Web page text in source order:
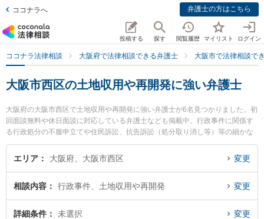
ココナラへ 弁護士の方はこちら
投稿する 探す 閲覧履歴 マイリスト ログイン
ココナラ法律相談 大阪府で法律相談できる弁護士 大阪市で法律相談で
大阪市西区の土地収用や再開発に強い弁護士
大阪府の大阪市西区で土地収用や再開発に強い弁護士が6名見つかりました。初
回面談無料や休日面談に対応している弁護士なども掲載中。行政事件に関係す
る行政処分の不服申立てや住民訴訟、抗告訴訟（処分取り消し等）等の細かな
分野での絞り込み検索もでき便利です。特に土佐堀通り法律事務所の常谷 麻子
弁護士や平田純一法律事務所の平田 純一弁護士、弁護士法人四ツ橋総合法律事
を今すぐに弁護士に相談したい』『土地収用や再開発のトラブル解決の実績豊
富な近くの弁護士を検索したい』『初回相談無料で土地収用や再開発を法律相
談できる大阪市西区内の弁護士に相談予約したい』などでお困りの相談者さん
エリア 大阪府、大阪市西区 変更
相談内容 行政事件、土地収用や再開発 変更
詳細条件 未選択 変更